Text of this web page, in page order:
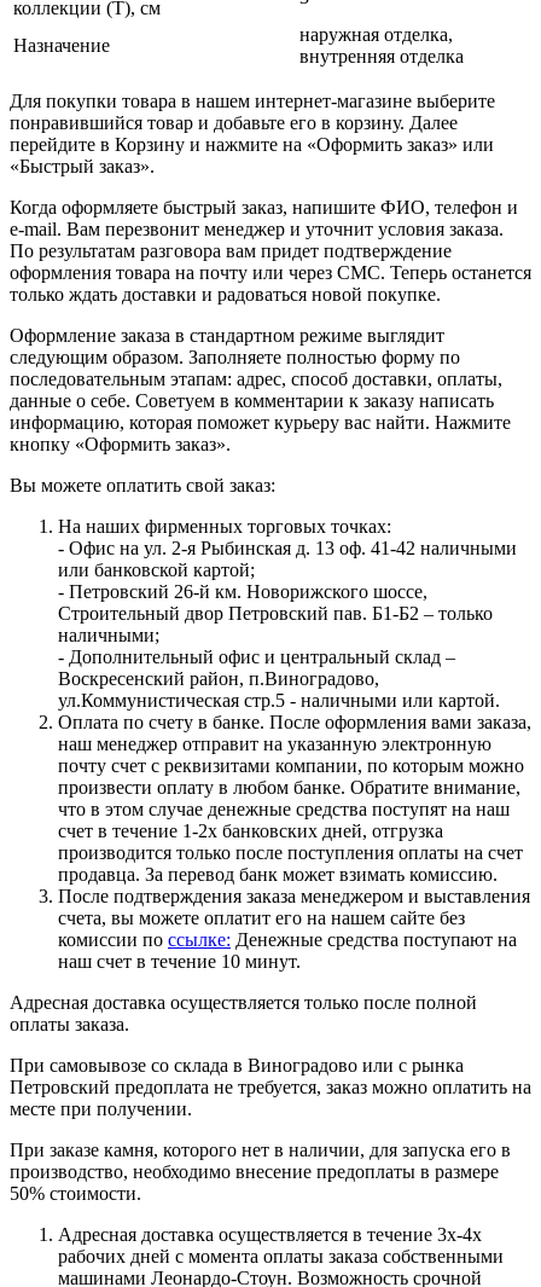
коллекции (T), см
Назначение
наружная отделка,
внутренняя отделка
Для покупки товара в нашем интернет-магазине выберите
понравившийся товар и добавьте его в корзину. Далее
перейдите в Корзину и нажмите на «Оформить заказ» или
«Быстрый заказ».
Когда оформляете быстрый заказ, напишите ФИО, телефон и
e-mail. Вам перезвонит менеджер и уточнит условия заказа.
По результатам разговора вам придет подтверждение
оформления товара на почту или через СМС. Теперь останется
только ждать доставки и радоваться новой покупке.
Оформление заказа в стандартном режиме выглядит
следующим образом. Заполняете полностью форму по
последовательным этапам: адрес, способ доставки, оплаты,
данные о себе. Советуем в комментарии к заказу написать
информацию, которая поможет курьеру вас найти. Нажмите
кнопку «Оформить заказ».
Вы можете оплатить свой заказ:
На наших фирменных торговых точках:
- Офис на ул. 2-я Рыбинская д. 13 оф. 41-42 наличными
или банковской картой;
- Петровский 26-й км. Новорижского шоссе,
Строительный двор Петровский пав. Б1-Б2 – только
наличными;
- Дополнительный офис и центральный склад –
Воскресенский район, п.Виноградово,
ул.Коммунистическая стр.5 - наличными или картой.
Оплата по счету в банке. После оформления вами заказа,
наш менеджер отправит на указанную электронную
почту счет с реквизитами компании, по которым можно
произвести оплату в любом банке. Обратите внимание,
что в этом случае денежные средства поступят на наш
счет в течение 1-2х банковских дней, отгрузка
производится только после поступления оплаты на счет
продавца. За перевод банк может взимать комиссию.
После подтверждения заказа менеджером и выставления
счета, вы можете оплатит его на нашем сайте без
комиссии по ссылке: Денежные средства поступают на
наш счет в течение 10 минут.
Адресная доставка осуществляется только после полной
оплаты заказа.
При самовывозе со склада в Виноградово или с рынка
Петровский предоплата не требуется, заказ можно оплатить на
месте при получении.
При заказе камня, которого нет в наличии, для запуска его в
производство, необходимо внесение предоплаты в размере
50% стоимости.
Адресная доставка осуществляется в течение 3х-4х
рабочих дней с момента оплаты заказа собственными
машинами Леонардо-Стоун. Возможность срочной